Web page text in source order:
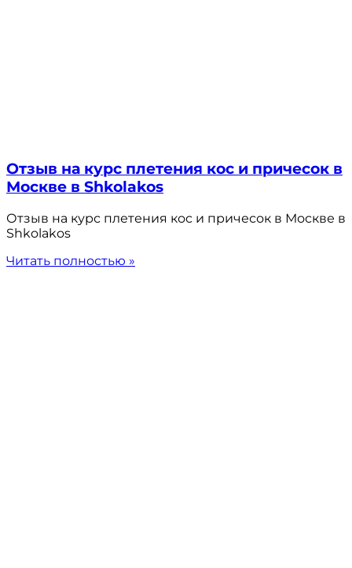
Отзыв на курс плетения кос и причесок в
Москве в Shkolakos
Отзыв на курс плетения кос и причесок в Москве в
Shkolakos
Читать полностью »